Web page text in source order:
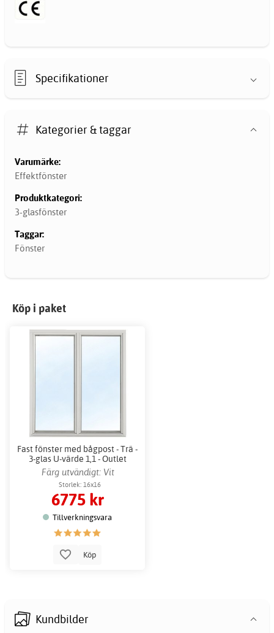
Specifikationer
Kategorier & taggar
Varumärke:
Effektfönster
Produktkategori:
3-glasfönster
Taggar:
Fönster
Köp i paket
Fast fönster med bågpost - Trä -
3-glas U-värde 1,1 - Outlet
Färg utvändigt: Vit
Storlek: 16x16
6775 kr
Tillverkningsvara
Köp
Kundbilder